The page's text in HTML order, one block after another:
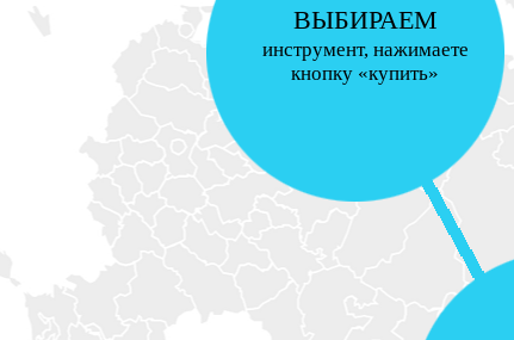
ВЫБИРАЕМ
инструмент, нажимаете
кнопку «купить»